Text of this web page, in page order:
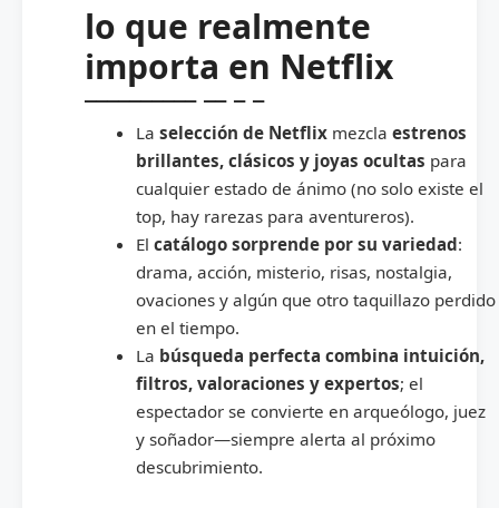
lo que realmente
importa en Netflix
La selección de Netflixmezcla estrenos
brillantes, clásicos y joyas ocultas para
cualquier estado de ánimo (no solo existe el
top, hay rarezas para aventureros).
El catálogo sorprende por su variedad:
drama, acción, misterio, risas, nostalgia,
ovaciones y algún que otro taquillazo perdido
en el tiempo.
La búsqueda perfecta combina intuición,
filtros, valoraciones y expertos; el
espectador se convierte en arqueólogo, juez
y soñador—siempre alerta al próximo
descubrimiento.